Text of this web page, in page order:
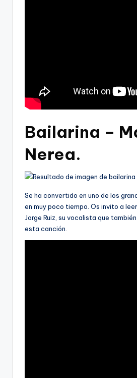
Bailarina –
Nerea.
Se ha convertido en uno de los
en muy poco tiempo. Os invito a
Jorge Ruiz, su vocalista que
esta canción.